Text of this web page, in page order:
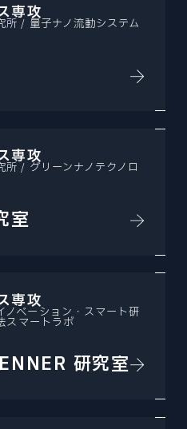
専攻
所 / 量子ナノ流動システム
専攻
所 / グリーンナノテクノロ
室
専攻
ノベーション・スマート研
スマートラボ
研究室